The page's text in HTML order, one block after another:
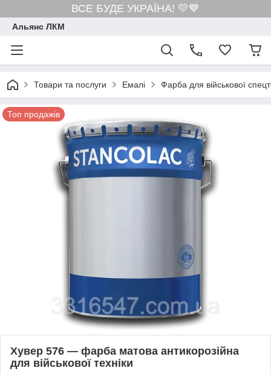
ВСЕ БУДЕ УКРАЇНА! 💛💙
Альянс ЛКМ
Товари та послуги Емалі Фарба для військової
Топ продажів
Хувер 576 — фарба матова антикорозійна
для військової техніки